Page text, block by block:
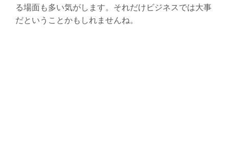
る場面も多い気がします。それだけビジネスでは大事
だということかもしれませんね。